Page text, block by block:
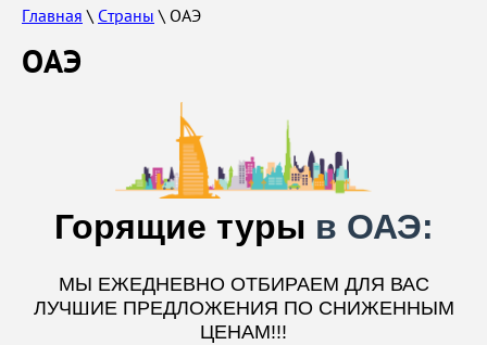
Главная \ Страны \ ОАЭ
ОАЭ
Горящие туры в ОАЭ:
МЫ ЕЖЕДНЕВНО ОТБИРАЕМ ДЛЯ ВАС
ЛУЧШИЕ ПРЕДЛОЖЕНИЯ ПО СНИЖЕННЫМ
ЦЕНАМ!!!